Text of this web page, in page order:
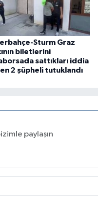
Sturm Graz
biletlerini
sattıkları iddia
2 şüpheli tutuklandı